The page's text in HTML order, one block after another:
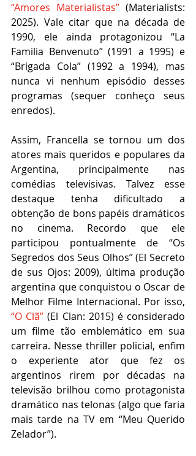
“Amores Materialistas” (Materialists:
2025). Vale citar que na década de
1990, ele ainda protagonizou “La
Familia Benvenuto” (1991 a 1995) e
“Brigada Cola” (1992 a 1994), mas
nunca vi nenhum episódio desses
programas (sequer conheço seus
enredos).
Assim, Francella se tornou um dos
atores mais queridos e populares da
Argentina, principalmente nas
comédias televisivas. Talvez esse
destaque tenha dificultado a
obtenção de bons papéis dramáticos
no cinema. Recordo que ele
participou pontualmente de “Os
Segredos dos Seus Olhos” (El Secreto
de sus Ojos: 2009), última produção
argentina que conquistou o Oscar de
“O Clã” (El Clan: 2015) é considerado
um filme tão emblemático em sua
carreira. Nesse thriller policial, enfim
o experiente ator que fez os
argentinos rirem por décadas na
televisão brilhou como protagonista
dramático nas telonas (algo que faria
mais tarde na TV em “Meu Querido
Zelador”).